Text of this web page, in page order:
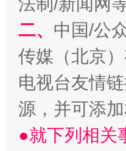
二、 中国/公
传媒（北京
电视台友情
源，并可添加
●就下列相关